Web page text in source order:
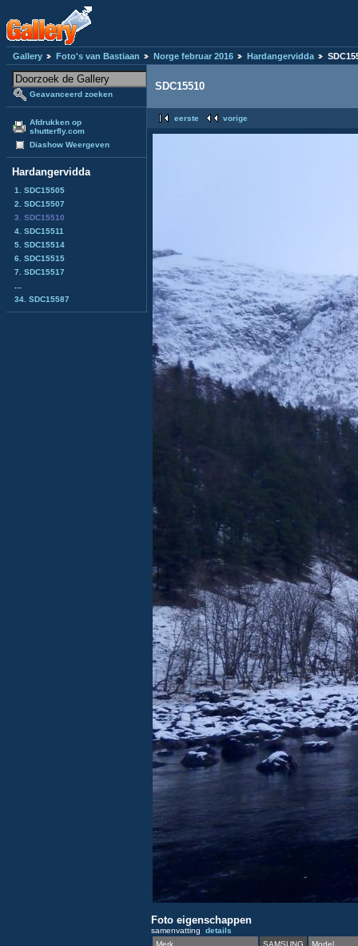
Gallery Foto's van Bastiaan Norge februar 2016 Hardangervidda
Geavanceerd zoeken
Afdrukken op
shutterfly.com
Diashow Weergeven
Hardangervidda
1. SDC15505
2. SDC15507
3. SDC15510
4. SDC15511
5. SDC15514
6. SDC15515
7. SDC15517
34. SDC15587
SDC15510
eerste vorige
Foto eigenschappen
samenvatting details
Merk
SAMSUNG
Model